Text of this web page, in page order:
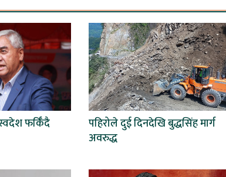
फर्किँदै
पहिरोले दुई दिनदेखि बुद्धसिंह मार्ग
अवरुद्ध